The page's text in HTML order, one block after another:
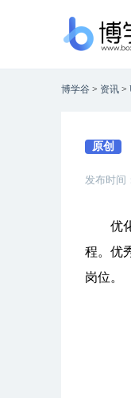
博学谷 > 资讯 >
原创
发布时间
优
程。优
岗位。